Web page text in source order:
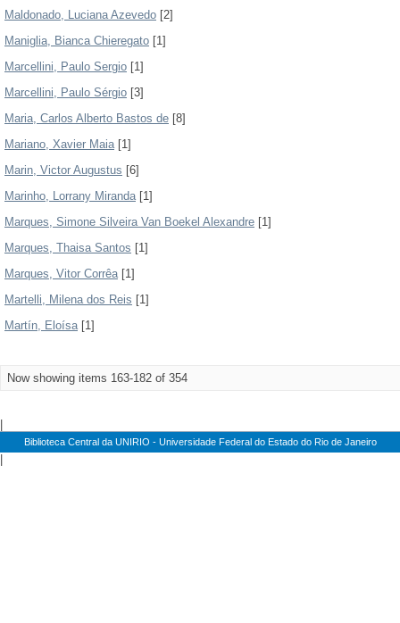
Maldonado, Luciana Azevedo [2]
Maniglia, Bianca Chieregato [1]
Marcellini, Paulo Sergio [1]
Marcellini, Paulo Sérgio [3]
Maria, Carlos Alberto Bastos de [8]
Mariano, Xavier Maia[1]
Marin, Victor Augustus [6]
Marinho, Lorrany Miranda[1]
Marques, Simone Silveira Van Boekel Alexandre [1]
Marques, Thaisa Santos [1]
Marques, Vitor Corrêa[1]
Martelli, Milena dos Reis [1]
Martín, Eloísa[1]
Now showing items 163-182 of 354
Biblioteca Central da UNIRIO - Universidade Federal do Estado do Rio de Janeiro